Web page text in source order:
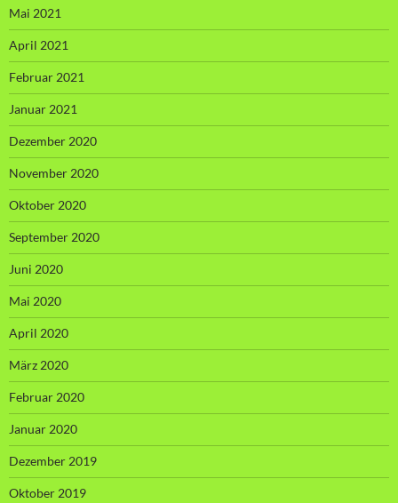
Mai 2021
April 2021
Februar 2021
Januar 2021
Dezember 2020
November 2020
Oktober 2020
September 2020
Juni 2020
Mai 2020
April 2020
März 2020
Februar 2020
Januar 2020
Dezember 2019
Oktober 2019